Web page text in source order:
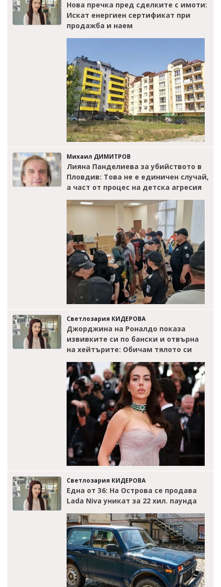
Нова пречка пред сделките с имоти:
Искат енергиен сертификат при
продажба и наем
Михаил ДИМИТРОВ
Лияна Панделиева за убийството в
Пловдив: Това не е единичен случай,
а част от процес на детска агресия
Светлозария КИДЕРОВА
Джорджина на Роналдо показа
извивките си по бански и отвърна
на хейтърите: Обичам тялото си
Светлозария КИДЕРОВА
Една от 36: На Острова се продава
Lada Niva уникат за 22 хил. паунда